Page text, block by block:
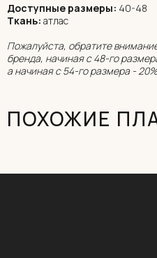
Доступные размеры: 40-48
Ткань: атлас
Пожалуйста, обратите
бренда, начиная с 48-го
а начиная с 54-го размера -
ПОХОЖИЕ
ОНЛАЙН-ЗАПИСЬ